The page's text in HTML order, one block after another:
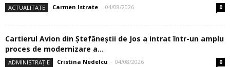
ACTUALITATE Carmen Istrate - 04/08/2026 0
Cartierul Avion din Ştefăneştii de Jos a intrat într-un amplu
proces de modernizare a...
ADMINISTRAȚIE Cristina Nedelcu - 04/08/2026 0